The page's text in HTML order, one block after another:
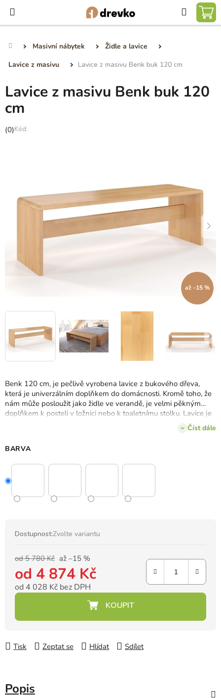
obsah
Hledat
Masivní nábytek
Židle a lavice
Lavice z masivu
Lavice z masivu Benk buk 120 cm
Benk 120 cm, je pečlivě vyrobena lavice z bukového dřeva,
která je univerzálním doplňkem do domácnosti. Kromě toho, že
nám může posloužit jako židle ve verandě, je velmi pěkným
doplňkem k posteli v ložnici nebo k toaletnímu stolku. Lavice je
kromě kvalitního dřeva spojena i deskou, která spojuje obojíČíst dále
BARVA
Dostupnost:Zvolte variantu
od 5 780 Kč až –15 %
od 4 874 Kč
od 4 028 Kč bez DPH
Měrná cena:
Tisk Zeptat se Hlídat Sdílet
Lavice z masivu Benk buk 120
cm
Průměrné
hvězdiček.
(0)
až –15 %
Popis